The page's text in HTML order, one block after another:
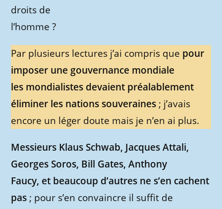
droits de
l’homme ?
Par plusieurs lectures j’ai compris que pour
imposer une gouvernance mondiale
les mondialistes devaient préalablement
éliminer les nations souveraines ; j’avais
encore un léger doute mais je n’en ai plus.
Messieurs Klaus Schwab, Jacques Attali,
Georges Soros, Bill Gates, Anthony
Faucy, et beaucoup d’autres ne s’en cachent
pas ; pour s’en convaincre il suffit de